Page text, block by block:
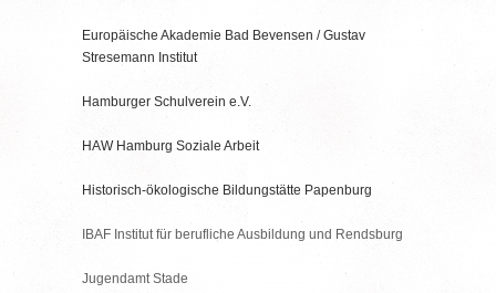
Europäische Akademie Bad Bevensen / Gustav
Stresemann Institut
Hamburger Schulverein e.V.
HAW Hamburg Soziale Arbeit
Historisch-ökologische Bildungstätte Papenburg
IBAF Institut für berufliche Ausbildung und Rendsburg
Jugendamt Stade